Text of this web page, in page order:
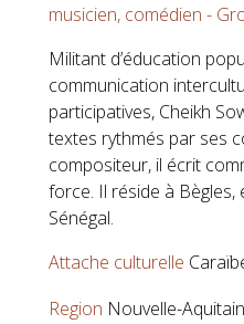
Militant d’éducation
communication
participatives, Cheikh
textes rythmés par ses
compositeur, il écrit
force. Il réside à Bègles,
Sénégal.
Attache culturelle
Region Nouvelle-